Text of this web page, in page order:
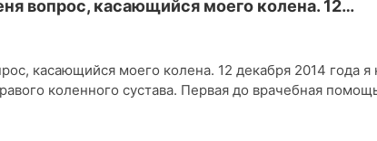
вопрос, касающийся моего колена. 12…
касающийся моего колена. 12 декабря 2014 года я
коленного сустава. Первая до врачебная